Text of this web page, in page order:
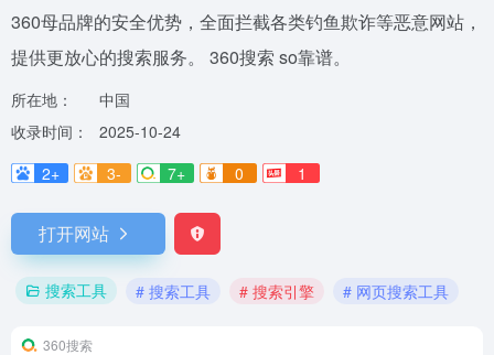
360母品牌的安全优势，全面拦截各类钓鱼欺诈等恶意网站，
提供更放心的搜索服务。 360搜索 so靠谱。
所在地：
中国
收录时间：
2025-10-24
2+
3- 7+ 0 1
打开网站
搜索工具 # 搜索工具 # 搜索引擎 # 网页搜索工具
360搜索